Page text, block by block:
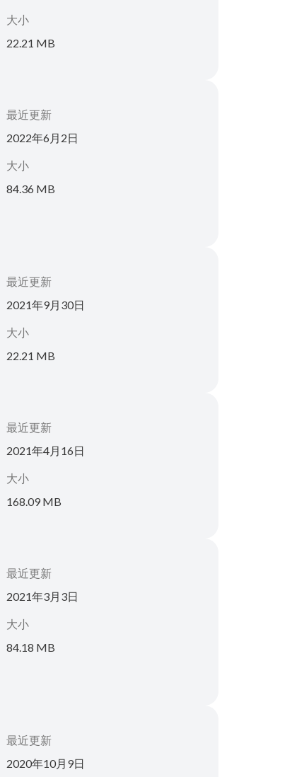
大小
22.21 MB
最近更新
2022年6月2日
大小
84.36 MB
最近更新
2021年9月30日
大小
22.21 MB
最近更新
2021年4月16日
大小
168.09 MB
最近更新
2021年3月3日
大小
84.18 MB
最近更新
2020年10月9日